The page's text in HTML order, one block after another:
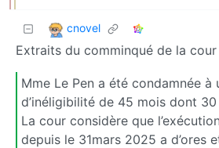
cnovel
Extraits du comminqué de la cour
Mme Le Pen a été condamnée à
d’inéligibilité de 45 mois dont
La cour considère que
depuis le 31mars 2025 a d’ores